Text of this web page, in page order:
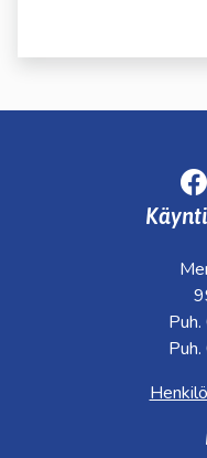
pyyhkäisyliikkeitä.